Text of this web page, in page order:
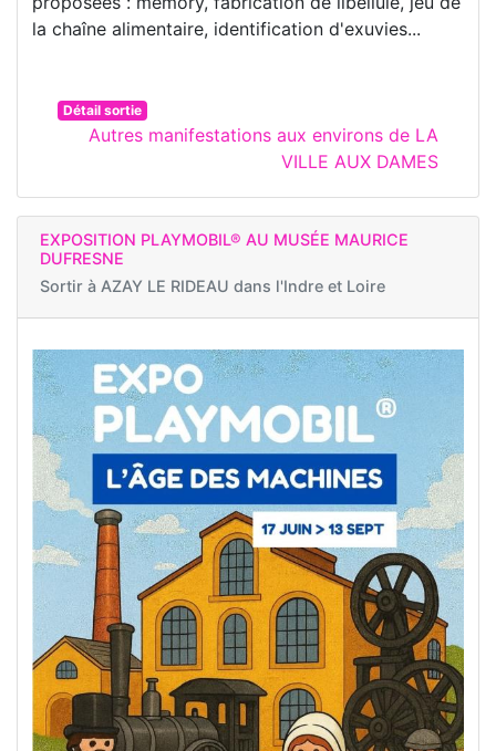
la chaîne alimentaire, identification d'exuvies...
Détail sortie
Autres manifestations aux environs de LA
VILLE AUX DAMES
EXPOSITION PLAYMOBIL® AU MUSÉE MAURICE
DUFRESNE
Sortir à AZAY LE RIDEAU dans l'Indre et Loire